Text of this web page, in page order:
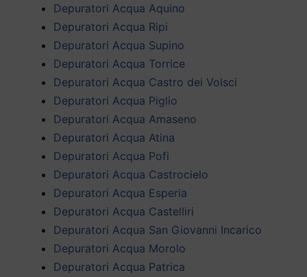
Depuratori Acqua Aquino
Depuratori Acqua Ripi
Depuratori Acqua Supino
Depuratori Acqua Torrice
Depuratori Acqua Castro dei Volsci
Depuratori Acqua Piglio
Depuratori Acqua Amaseno
Depuratori Acqua Atina
Depuratori Acqua Pofi
Depuratori Acqua Castrocielo
Depuratori Acqua Esperia
Depuratori Acqua Castelliri
Depuratori Acqua San Giovanni Incarico
Depuratori Acqua Morolo
Depuratori Acqua Patrica